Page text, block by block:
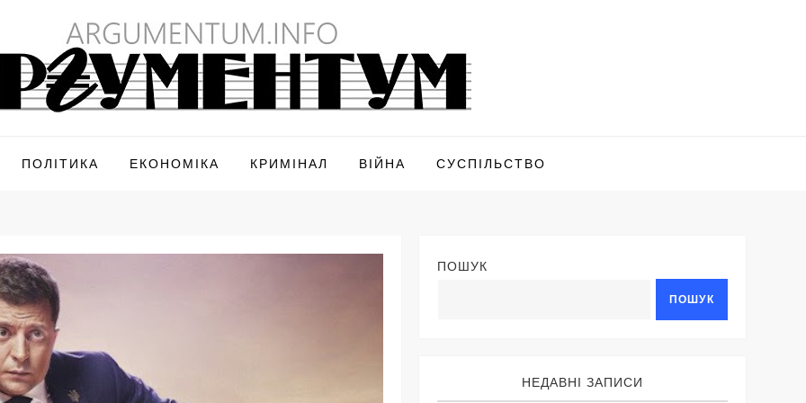
ПОЛІТИКА ЕКОНОМІКА КРИМІНАЛ ВІЙНА СУСПІЛЬСТВО
ПОШУК
ПОШУК
НЕДАВНІ ЗАПИСИ